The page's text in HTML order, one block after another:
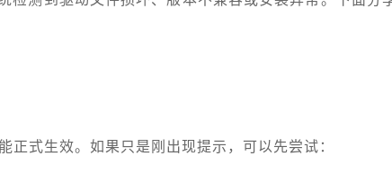
式生效。如果只是刚出现提示，可以先尝试：